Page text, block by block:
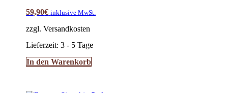
59,90€ inklusive MwSt.
zzgl. Versandkosten
Lieferzeit:3 - 5 Tage
In den Warenkorb